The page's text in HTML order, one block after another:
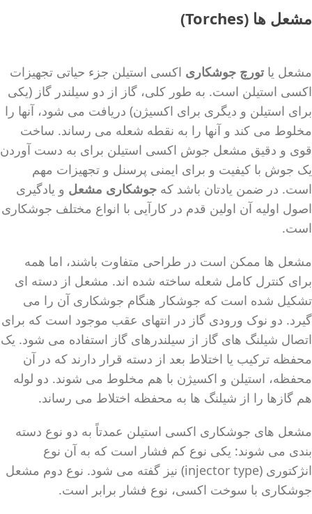
مشعل ها (Torches
)
مشعل یا تورچ جوشکاری اکسی استیلن جزء حیاتی تجهیزات
اکسی استیلن است. به طور کلی، گاز از دو سیلندر گاز (یکی
برای استیلن و دیگری برای اکسیژن) دریافت می شود، آنها را
مخلوط می کند و آنها را به نقطه شعله می رساند. ساخت
قوی و دقیق مشعل جوش اکسی استیلن برای به دست آوردن
یک جوش با کیفیت و برای ایمنی پرسنل و تجهیزات مهم
است. در ضمن یادتان باشد که جوشکاری مشعل و یادگیری
اصول اولیه آن اولین قدم در کارآیی با انواع مختلف جوشکاری
است.
مشعل ها ممکن است در طراحی متفاوت باشند، اما همه
برای کنترل کامل شعله ساخته شده اند. مشعل از دسته ای
تشکیل شده است که جوشکار هنگام جوشکاری آن را می
گیرد. دو نوک ورودی گاز در انتهای عقب موجود است که برای
اتصال شیلنگ های گاز از سیلندرهای گاز استفاده می شود. یک
محفظه ترکیب یا اختلاط بعد از دسته قرار دارند که در آن
محفظه، استیلن و اکسیژن با هم مخلوط می شوند. دو لوله
هم گازها را از شیلنگ ها به محفظه اختلاط می رساند.
مشعل های جوشکاری اکسی استیلن عمدتاً به دو نوع دسته
بندی می شوند: یکی نوع کم فشار است که به آن نوع
انژکتوری (injector type) نیز گفته می شود. نوع دوم مشعل
جوشکاری با سوخت اکسی، نوع فشار برابر است.